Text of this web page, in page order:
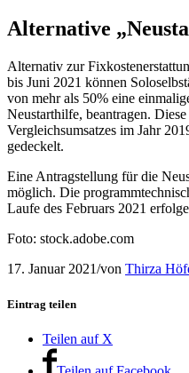
Alternative
Alternativ zur
bis Juni 2021 können
von mehr als 50% eine
Neustarthilfe, beantragen.
Vergleichsumsatzes im Jahr
gedeckelt.
Eine Antragstellung für die
möglich. Die
Laufe des Februars 2021
Foto: stock.adobe.com
17. Januar 2021/von Thirza
Eintrag teilen
Teilen auf X